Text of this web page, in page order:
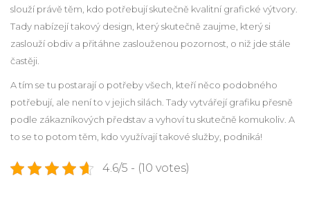
slouží právě těm, kdo potřebují skutečně kvalitní grafické výtvory.
Tady nabízejí takový design, který skutečně zaujme, který si
zaslouží obdiv a přitáhne zaslouženou pozornost, o niž jde stále
častěji.
A tím se tu postarají o potřeby všech, kteří něco podobného
potřebují, ale není to v jejich silách. Tady vytvářejí grafiku přesně
podle zákazníkových představ a vyhoví tu skutečně komukoliv. A
to se to potom těm, kdo využívají takové služby, podniká!
4.6/5 - (10 votes)